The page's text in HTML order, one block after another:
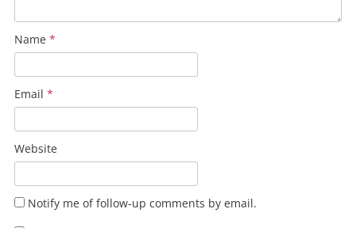
Name *
Email *
Website
Notify me of follow-up comments by email.